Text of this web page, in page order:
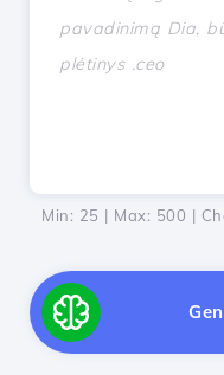
Min: 25 | Max: 500 |